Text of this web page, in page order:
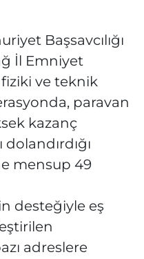
Başsavcılığı
İl Emniyet
ve teknik
paravan
kazanç
mensup 49
desteğiyle eş
adreslere